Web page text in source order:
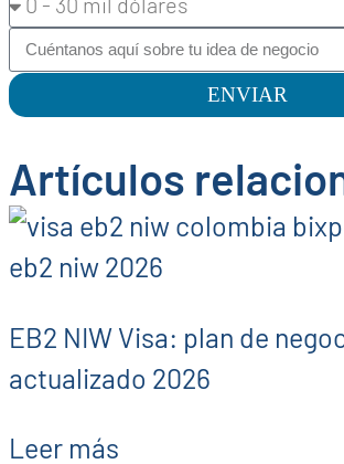
ENVIAR
Artículos
EB2 NIW Visa: plan de
actualizado 2026
Leer más